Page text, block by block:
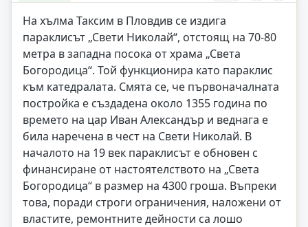
На хълма Таксим в Пловдив се издига
параклисът „Свети Николай“, отстоящ на 70-80
метра в западна посока от храма „Света
Богородица“. Той функционира като параклис
към катедралата. Смята се, че първоначалната
постройка е създадена около 1355 година по
времето на цар Иван Александър и веднага е
била наречена в чест на Свети Николай. В
началото на 19 век параклисът е обновен с
финансиране от настоятелството на „Света
Богородица“ в размер на 4300 гроша. Въпреки
това, поради строги ограничения, наложени от
властите, ремонтните дейности са лошо